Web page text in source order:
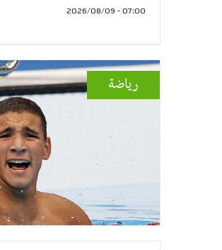
07:00 - 2026/08/09
رياضة